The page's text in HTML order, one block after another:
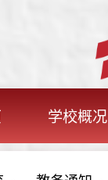
学校概况